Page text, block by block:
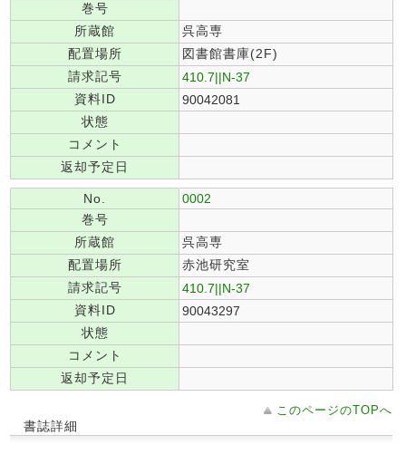
巻号
所蔵館
呉高専
配置場所
図書館書庫(2F)
請求記号
410.7||N-37
資料ID
90042081
状態
コメント
返却予定日
No.
0002
巻号
所蔵館
呉高専
配置場所
赤池研究室
請求記号
410.7||N-37
資料ID
90043297
状態
コメント
返却予定日
このページのTOPへ
書誌詳細